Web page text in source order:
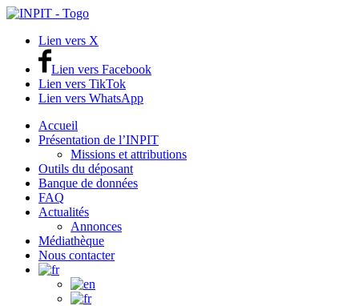
Lien vers X
Lien vers Facebook
Lien vers TikTok
Lien vers WhatsApp
Accueil
Présentation de l’INPIT
Missions et attributions
Outils du déposant
Banque de données
FAQ
Actualités
Annonces
Médiathèque
Nous contacter